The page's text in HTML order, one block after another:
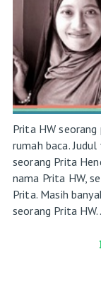
Prita HW seorang
rumah baca.
seorang Prita
nama Prita HW,
Prita. Masih
seorang Prita